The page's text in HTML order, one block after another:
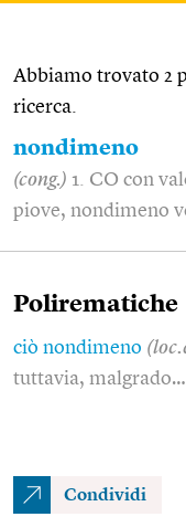
Abbiamo trovato 2
ricerca.
nondimeno
(cong.) 1. CO con
piove, nondimeno
Polirematiche
ciò nondimeno
tuttavia, malgrado…
Condividi